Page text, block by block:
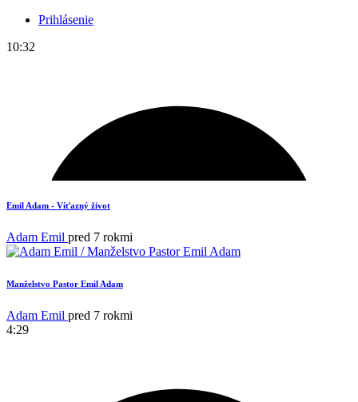
Prihlásenie
10:32
Emil Adam - Víťazný život
Adam Emil pred 7 rokmi
Manželstvo Pastor Emil Adam
Adam Emil pred 7 rokmi
4:29